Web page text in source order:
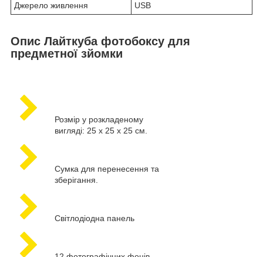
Джерело живлення
USB
Опис Лайткуба фотобоксу для
предметної зйомки
Розмір у розкладеному
вигляді: 25 х 25 х 25 см.
Сумка для перенесення та
зберігання.
Світлодіодна панель